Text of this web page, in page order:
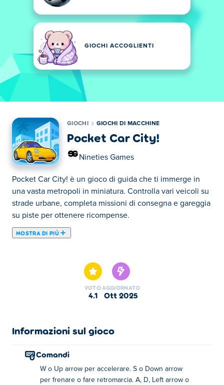
GIOCHI ACCOGLIENTI
GIOCHI GIOCHI DI MACCHINE
Pocket Car City!
Nineties Games
Pocket Car City! è un gioco di guida che ti immerge in
una vasta metropoli in miniatura. Controlla vari veicoli su
strade urbane, completa missioni di consegna e gareggia
su piste per ottenere ricompense.
MOSTRA DI PIÙ
esplora liberamente o lanciati in gare emozionanti per
guadagnare denaro. Lanciati dalle rampe, distruggi
ostacoli come alberi (o persino sfortunati pedoni) e
uno?
Come giocare a Pocket Car City!
Accelerare: W o il tasto freccia su
VOTO
4.1
AGGIORNATO
ott 2025
Informazioni sul gioco
Comandi
W o Up arrow per accelerare. S o Down arrow
per frenare o fare retromarcia. A, D, Left arrow o